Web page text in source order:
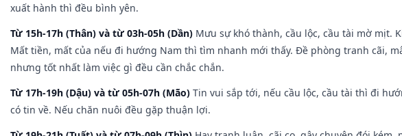
xuất hành thì đều bình yên.
Từ 15h-17h (Thân) và từ 03h-05h (Dần) Mưu sự khó thành, cầu lộc, cầu tài mờ mịt.
Mất tiền, mất của nếu đi hướng Nam thì tìm nhanh mới thấy. Đề phòng tranh cãi,
nhưng tốt nhất làm việc gì đều cần chắc chắn.
Từ 17h-19h (Dậu) và từ 05h-07h (Mão) Tin vui sắp tới, nếu cầu lộc, cầu tài thì đi
có tin về. Nếu chăn nuôi đều gặp thuận lợi.